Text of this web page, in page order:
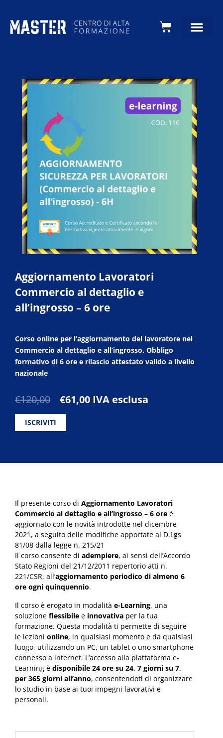
Carrello
Aggiornamento Lavoratori
Commercio al dettaglio e
all’ingrosso – 6 ore
Corso online per l’aggiornamento del lavoratore nel
Commercio al dettaglio e all’ingrosso. Obbligo
formativo di 6 ore e rilascio attestato valido a livello
nazionale
€120,00
Il
era:
€61,00IlIVA esclusa
ISCRIVITI
Il presente corso di Aggiornamento Lavoratori
Commercio al dettaglio e all’ingrosso – 6 ore è
aggiornato con le novità introdotte nel dicembre
2021, a seguito delle modifiche apportate al D.Lgs
81/08 dalla legge n. 215/21
Il corso consente di adempiere, ai sensi dell’Accordo
Stato Regioni del 21/12/2011 repertorio atti n.
221/CSR, all’aggiornamento periodico di almeno 6
ore ogni quinquennio.
Il corso è erogato in modalità e-Learning, una
soluzione flessibile e innovativa per la tua
formazione. Questa modalità ti permette di seguire
le lezioni online, in qualsiasi momento e da qualsiasi
luogo, utilizzando un PC, un tablet o uno smartphone
connesso a internet. L’accesso alla piattaforma e-
Learning è disponibile 24 ore su 24, 7 giorni su 7,
per 365 giorni all’anno, consentendoti di organizzare
lo studio in base ai tuoi impegni lavorativi e
personali.